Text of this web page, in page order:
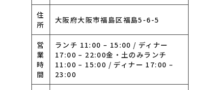
住
所
大阪府大阪市福島区福島5-6-5
営
業
時
間
ランチ 11:00 – 15:00 / ディナー
17:00 – 22:00金・土のみランチ
11:00 – 15:00 / ディナー 17:00 –
23:00